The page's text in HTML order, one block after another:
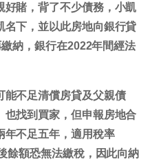
好賭，背了不少債務，小凱
名下，並以此房地向銀行貸
納，銀行在2022年間經法
能不足清償房貸及父親債
也找到買家，但申報房地合
年不足五年，適用稅率
餘額恐無法繳稅，因此向納